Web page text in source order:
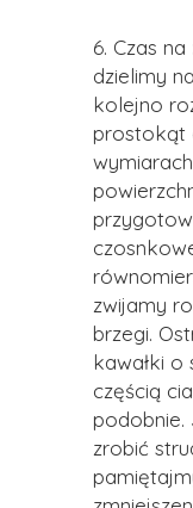
6. Czas na
dzielimy
kolejno
prostokąt
zwijamy
brzegi.
kawałki o
częścią
podobnie.
zrobić